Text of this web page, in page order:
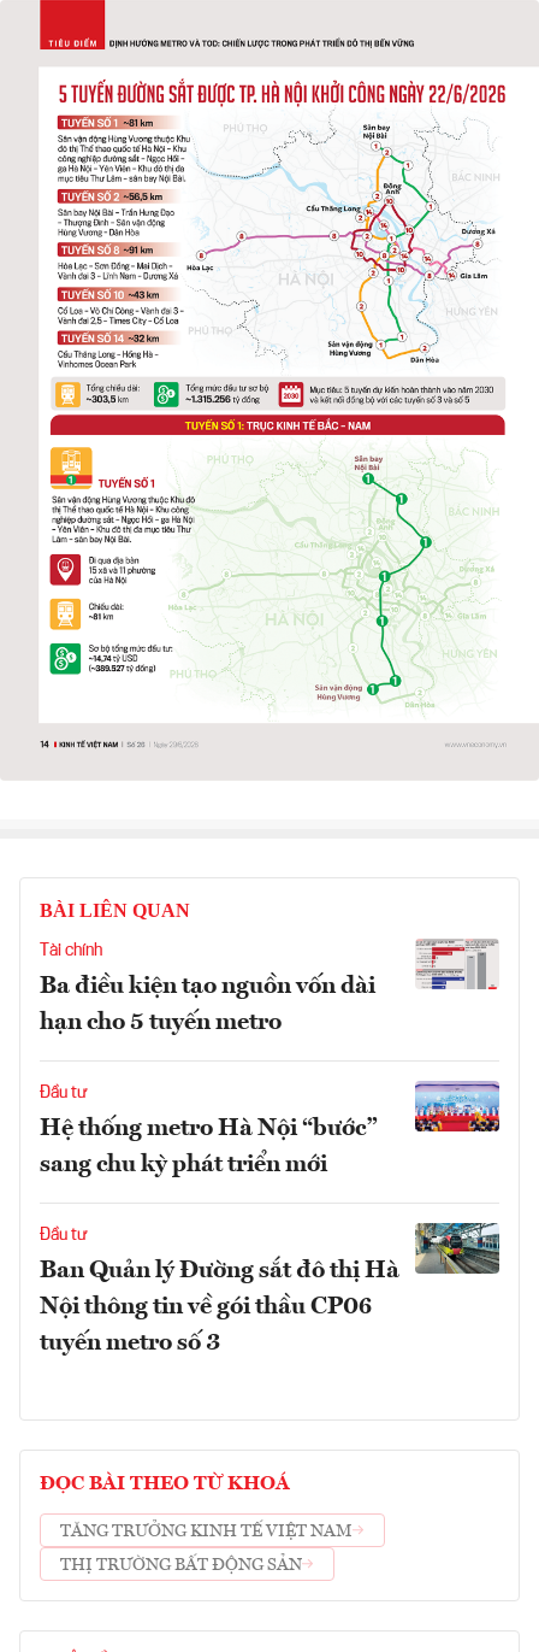
BÀI LIÊN QUAN
Tài chính
Ba điều kiện tạo nguồn vốn dài
hạn cho 5 tuyến metro
Đầu tư
Hệ thống metro Hà Nội “bước”
sang chu kỳ phát triển mới
Đầu tư
Ban Quản lý Đường sắt đô thị Hà
Nội thông tin về gói thầu CP06
tuyến metro số 3
ĐỌC BÀI THEO TỪ KHOÁ
TĂNG TRƯỞNG KINH TẾ VIỆT NAM
THỊ TRƯỜNG BẤT ĐỘNG SẢN